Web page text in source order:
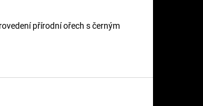
přírodní ořech s černým